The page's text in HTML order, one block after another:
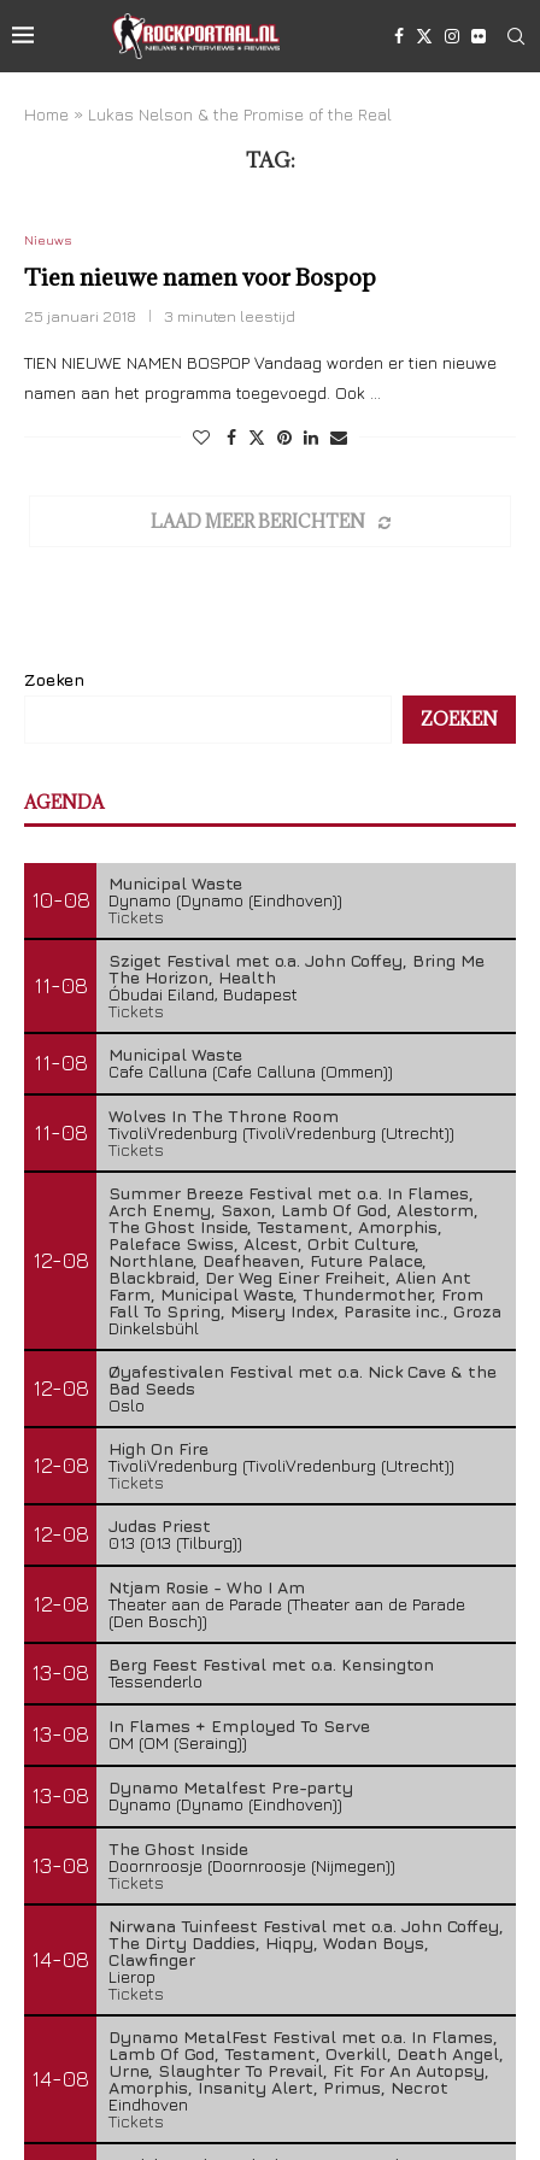
Home » Lukas Nelson & the Promise of the Real
TAG:
Nieuws
Tien nieuwe namen voor Bospop
25 januari 2018 3 minuten leestijd
TIEN NIEUWE NAMEN BOSPOP Vandaag worden er tien nieuwe
namen aan het programma toegevoegd. Ook …
LAAD MEER BERICHTEN
Zoeken
ZOEKEN
AGENDA
10-08
Municipal Waste
Dynamo (Dynamo (Eindhoven))
Tickets
11-08
Sziget Festival met o.a. John Coffey, Bring Me
The Horizon, Health
Óbudai Eiland, Budapest
Tickets
11-08
Municipal Waste
Cafe Calluna (Cafe Calluna (Ommen))
11-08
Wolves In The Throne Room
TivoliVredenburg (TivoliVredenburg (Utrecht))
Tickets
12-08
Summer Breeze Festival met o.a. In Flames,
Arch Enemy, Saxon, Lamb Of God, Alestorm,
The Ghost Inside, Testament, Amorphis,
Paleface Swiss, Alcest, Orbit Culture,
Northlane, Deafheaven, Future Palace,
Blackbraid, Der Weg Einer Freiheit, Alien Ant
Farm, Municipal Waste, Thundermother, From
Fall To Spring, Misery Index, Parasite inc., Groza
Dinkelsbühl
12-08
Øyafestivalen Festival met o.a. Nick Cave & the
Bad Seeds
Oslo
12-08
High On Fire
TivoliVredenburg (TivoliVredenburg (Utrecht))
Tickets
12-08
Judas Priest
013 (013 (Tilburg))
12-08
Ntjam Rosie - Who I Am
Theater aan de Parade (Theater aan de Parade
(Den Bosch))
13-08
Berg Feest Festival met o.a. Kensington
Tessenderlo
13-08
In Flames + Employed To Serve
OM (OM (Seraing))
13-08
Dynamo Metalfest Pre-party
Dynamo (Dynamo (Eindhoven))
13-08
The Ghost Inside
Doornroosje (Doornroosje (Nijmegen))
Tickets
14-08
Nirwana Tuinfeest Festival met o.a. John Coffey,
The Dirty Daddies, Hiqpy, Wodan Boys,
Clawfinger
Lierop
Tickets
14-08
Dynamo MetalFest Festival met o.a. In Flames,
Lamb Of God, Testament, Overkill, Death Angel,
Urne, Slaughter To Prevail, Fit For An Autopsy,
Amorphis, Insanity Alert, Primus, Necrot
Eindhoven
Tickets